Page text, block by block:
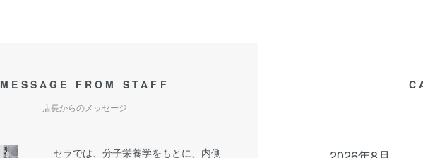
MESSAGE FROM STAFF
店長からのメッセージ
セラでは、分子栄養学をもとに、内側